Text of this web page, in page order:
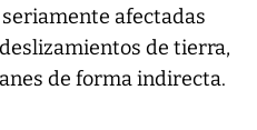
afectadas
de tierra,
de forma indirecta.